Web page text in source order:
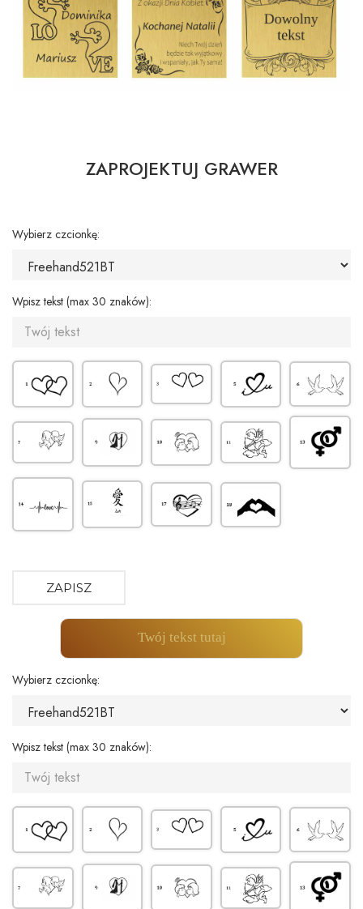
ZAPROJEKTUJ GRAWER
Wybierz czcionkę:
Wpisz tekst (max 30 znaków):
ZAPISZ
Twój tekst tutaj
Wybierz czcionkę:
Wpisz tekst (max 30 znaków):